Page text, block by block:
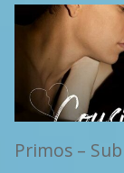
Primos –